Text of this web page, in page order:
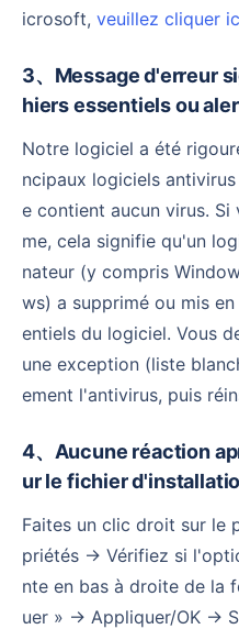
icrosoft, veuillez cliquer
3、Message d'erreur signalant l'absence de fic
hiers essentiels ou
Notre logiciel a été rigoureusement testé avec les pri
ncipaux logiciels
e contient aucun virus.
me, cela signifie qu'un
nateur (y compris
ws) a supprimé ou mis
entiels du logiciel. Vous
une exception (liste
ement l'antivirus, puis
4、Aucune réaction après avoir double-cliqué s
ur le fichier
Faites un clic droit sur le package d'installation → Pro
priétés → Vérifiez si
nte en bas à droite de la
uer » → Appliquer/OK →